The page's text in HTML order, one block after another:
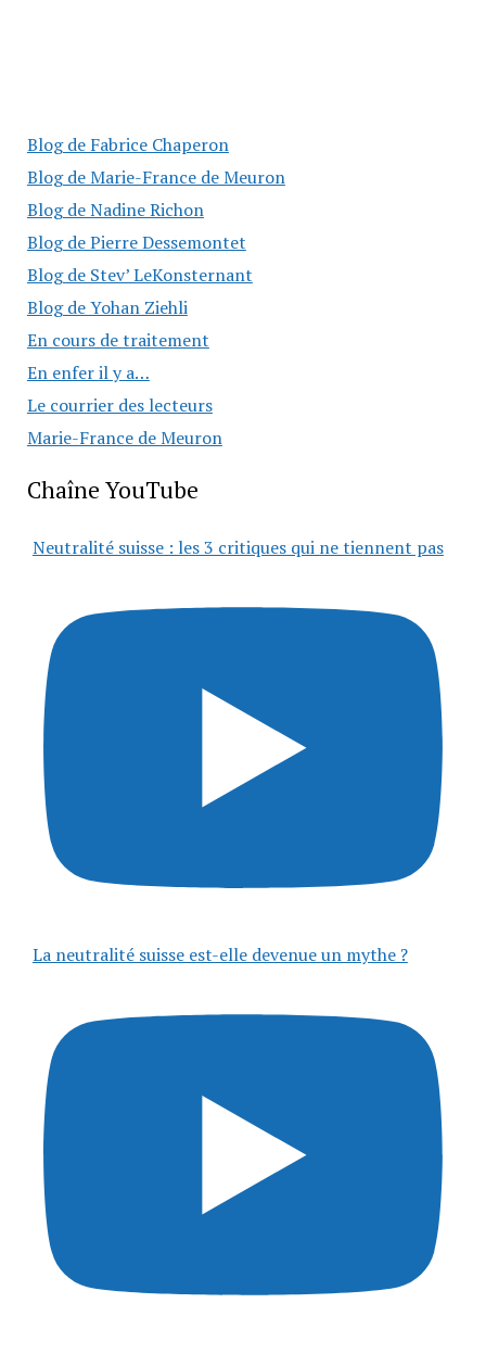
Blog de Fabrice Chaperon
Blog de Marie-France de Meuron
Blog de Nadine Richon
Blog de Pierre Dessemontet
Blog de Stev’ LeKonsternant
Blog de Yohan Ziehli
En cours de traitement
En enfer il y a…
Le courrier des lecteurs
Marie-France de Meuron
Chaîne YouTube
Neutralité suisse : les 3 critiques qui ne tiennent pas
La neutralité suisse est-elle devenue un mythe ?